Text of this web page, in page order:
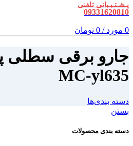
پـشـتـیـبانی تلفنی
09331620810
0 مورد /
0 تومان
جارو برقی سطلی
MC-yl635
دسته بندی‌ها
بستن
دسته بندی محصولات